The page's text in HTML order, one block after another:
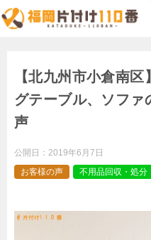
【北九州市小倉南
グテーブル、ソフ
声
公開日： 2019年6月7日
お客様の声
不用品回収・処分